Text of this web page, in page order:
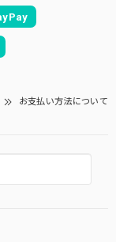
お支払い方法について